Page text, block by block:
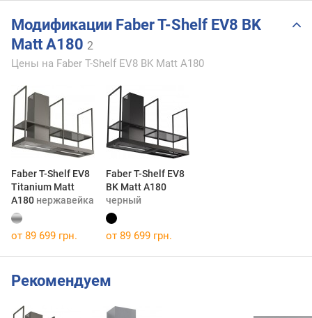
Модификации Faber T-Shelf EV8 BK
Matt A180 2
Цены на Faber T-Shelf EV8 BK Matt A180
Faber T-Shelf EV8
Titanium Matt
A180 нержавейка
Faber T-Shelf EV8
BK Matt A180
черный
от 89 699 грн. от 89 699 грн.
Рекомендуем